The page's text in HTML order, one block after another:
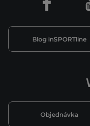
Objednávka
Blog inSPORTline
Facebook